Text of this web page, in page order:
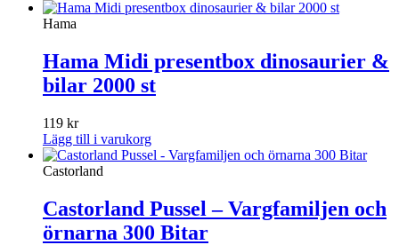
Hama
Hama Midi presentbox dinosaurier &
bilar 2000 st
119 kr
Lägg till i varukorg
Castorland
Castorland Pussel – Vargfamiljen och
örnarna 300 Bitar